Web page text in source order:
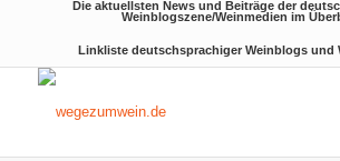
Die aktuellsten News und Beiträge der
Weinblogszene/Weinmedien im
Linkliste deutschsprachiger Weinblogs und